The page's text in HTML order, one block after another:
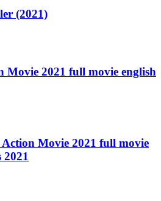
(2021)
Movie 2021 full movie english
Action Movie 2021 full movie
2021